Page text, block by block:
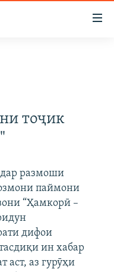
тоҷик
размоши
паймони
“Ҳамкорӣ –
дифои
ин хабар
аст, аз гурӯҳи